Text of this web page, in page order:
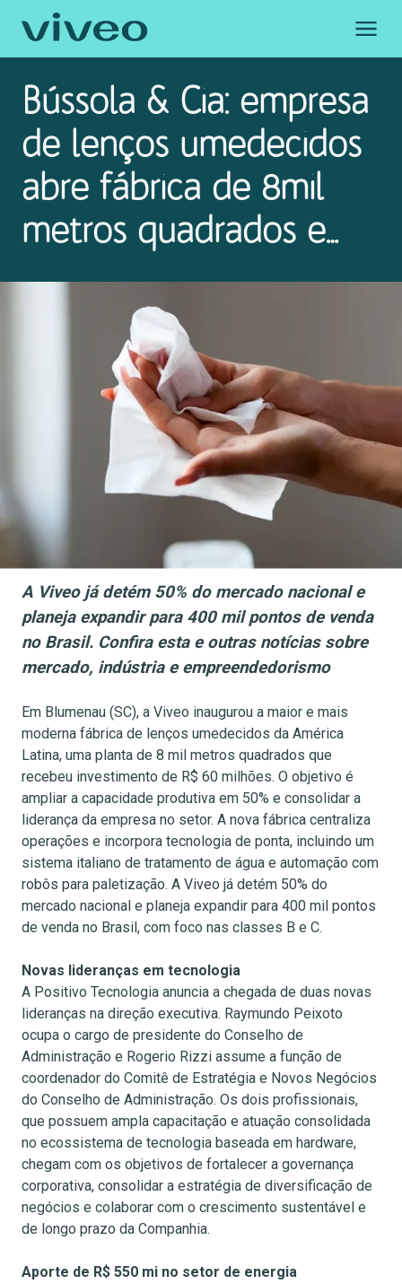
Bússola & Cia: empresa
de lenços umedecidos
abre fábrica de 8mil
metros quadrados e
mira crescer 50%
A Viveo já detém 50% do mercado nacional e
planeja expandir para 400 mil pontos de venda
no Brasil. Confira esta e outras notícias sobre
mercado, indústria e empreendedorismo
Em Blumenau (SC), a Viveo inaugurou a maior e mais
moderna fábrica de lenços umedecidos da América
Latina, uma planta de 8 mil metros quadrados que
recebeu investimento de R$ 60 milhões. O objetivo é
ampliar a capacidade produtiva em 50% e consolidar a
liderança da empresa no setor. A nova fábrica centraliza
operações e incorpora tecnologia de ponta, incluindo um
sistema italiano de tratamento de água e automação com
robôs para paletização. A Viveo já detém 50% do
mercado nacional e planeja expandir para 400 mil pontos
de venda no Brasil, com foco nas classes B e C.
Novas lideranças em tecnologia
A Positivo Tecnologia anuncia a chegada de duas novas
lideranças na direção executiva. Raymundo Peixoto
ocupa o cargo de presidente do Conselho de
Administração e Rogerio Rizzi assume a função de
coordenador do Comitê de Estratégia e Novos Negócios
do Conselho de Administração. Os dois profissionais,
que possuem ampla capacitação e atuação consolidada
no ecossistema de tecnologia baseada em hardware,
chegam com os objetivos de fortalecer a governança
corporativa, consolidar a estratégia de diversificação de
negócios e colaborar com o crescimento sustentável e
de longo prazo da Companhia.
Aporte de R$ 550 mi no setor de energia
Obrigado por
Em breve um membro de nossa
atender a sua